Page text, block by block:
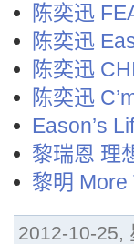
陈奕迅
陈奕迅
陈奕迅
陈奕迅
Eason’s
黎瑞恩 理
黎明
2012-10-25,